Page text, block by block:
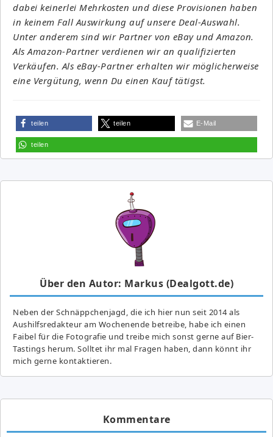
dabei keinerlei Mehrkosten und diese Provisionen haben
in keinem Fall Auswirkung auf unsere Deal-Auswahl.
Unter anderem sind wir Partner von eBay und Amazon.
Als Amazon-Partner verdienen wir an qualifizierten
Verkäufen. Als eBay-Partner erhalten wir möglicherweise
eine Vergütung, wenn Du einen Kauf tätigst.
teilen teilen E-Mail
teilen
Über den Autor: Markus (Dealgott.de)
Neben der Schnäppchenjagd, die ich hier nun seit 2014 als
Aushilfsredakteur am Wochenende betreibe, habe ich einen
Faibel für die Fotografie und treibe mich sonst gerne auf Bier-
Tastings herum. Solltet ihr mal Fragen haben, dann könnt ihr
mich gerne kontaktieren.
Kommentare